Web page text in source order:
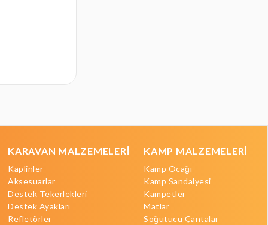
KARAVAN MALZEMELERİ
Kaplinler
Aksesuarlar
Destek Tekerlekleri
Destek Ayakları
Refletörler
KAMP MALZEMELERİ
Kamp Ocağı
Kamp Sandalyesi
Kampetler
Matlar
Soğutucu Çantalar